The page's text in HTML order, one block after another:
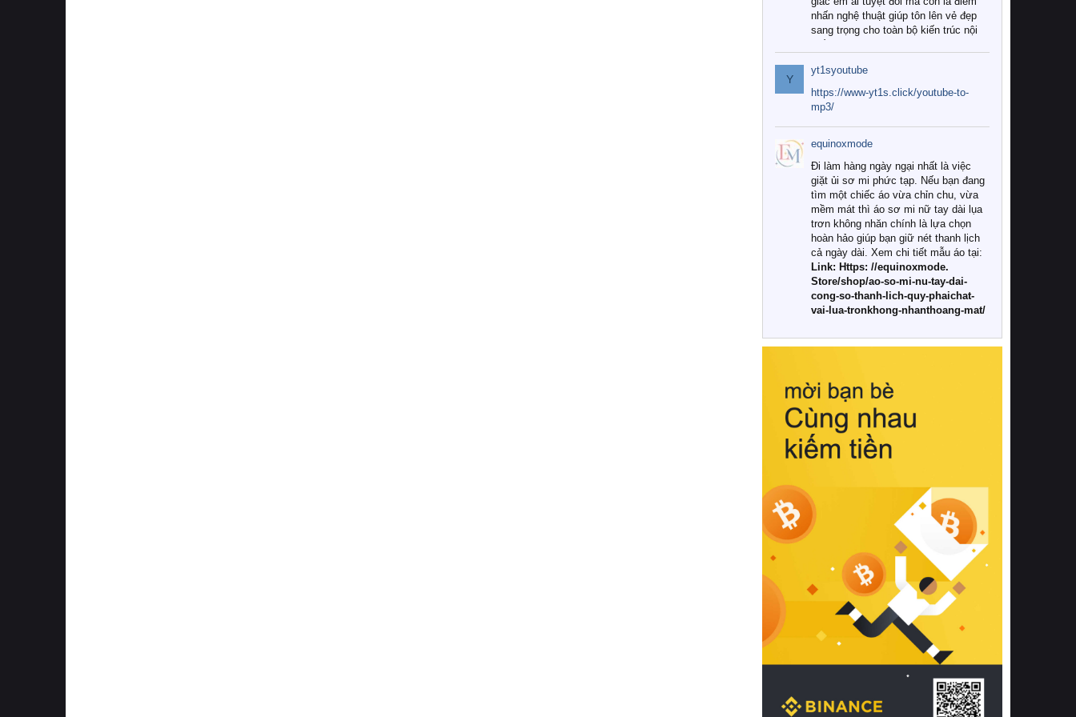
nhấn nghệ thuật giúp tôn lên vẻ đẹp
sang trọng cho toàn bộ kiến trúc nội
Tuy nhiên, giữa thị trường đa dạng
với vô vàn thương hiệu và mẫu mã
như hiện nay, làm thế nào để chọn
được những bộ chăn ga gối đệm cao
cấp thực sự chất lượng, phù hợp với
khí hậu và nhu cầu sử dụng của gia
đình? Hãy cùng chúng tôi đi tìm lời
giải đáp chi tiết qua bài viết dưới đây.
1. Tại sao các gia đình hiện đại lại ưa
chuộng chăn ga gối đệm cao cấp?
Khác với các dòng sản phẩm thông
thường, những bộ chăn ga gối đệm
cao cấp trải qua quy trình sản xuất
nghiêm ngặt từ khâu chọn lọc nguyên
liệu tự nhiên đến công nghệ dệt
nhuộm hiện đại không chứa hóa chất
này, bạn sẽ cảm nhận rõ rệt sự khác
hồi chuẩn xác của phần đệm nâng đỡ
cột sống.
Bên cạnh đó, việc lựa chọn các dòng
sản phẩm đạt chuẩn chất lượng quốc
tế còn giúp ngăn ngừa tình trạng kích
khuẩn và nấm mốc trong điều kiện
thời tiết nóng ẩm. Bạn có thể tìm hiểu
thêm các nghiên cứu khoa học về tác
động của giấc ngủ và môi trường
phòng ngủ đối với sức khỏe con
người tại Sleep Foundation (External
Link) để có cái nhìn toàn diện hơn.
2. Các tiêu chí vàng khi lựa chọn
chăn ga gối đệm cao cấp cho phòng
ngủ
Để sở hữu một bộ chăn ga gối đệm
cao cấp hoàn hảo cả về thẩm mỹ lẫn
công năng, người tiêu dùng cần cân
nhắc kỹ lưỡng các tiêu chí quan trọng
Y
yt1syoutube
https://www-yt1s.click/youtube-to-
mp3/
equinoxmode
Đi làm hàng ngày ngại nhất là việc
giặt ủi sơ mi phức tạp. Nếu bạn đang
tìm một chiếc áo vừa chỉn chu, vừa
mềm mát thì áo sơ mi nữ tay dài lụa
trơn không nhăn chính là lựa chọn
hoàn hảo giúp bạn giữ nét thanh lịch
cả ngày dài. Xem chi tiết mẫu áo tại:
Link: Https: //equinoxmode.
Store/shop/ao-so-mi-nu-tay-dai-
cong-so-thanh-lich-quy-phaichat-
vai-lua-tronkhong-nhanthoang-mat/